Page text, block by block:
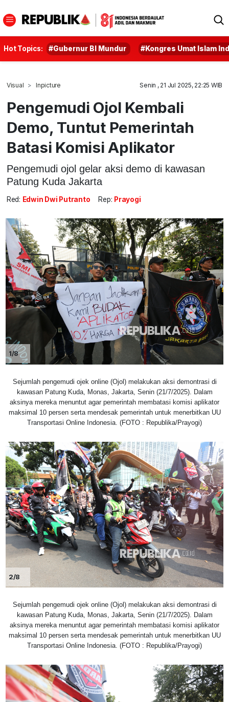
Hot Topics: #Gubernur BI Mundur #Kongres Umat Islam
Visual Inpicture Senin , 21 Jul 2025, 22:25 WIB
Pengemudi Ojol Kembali
Demo, Tuntut Pemerintah
Batasi Komisi Aplikator
Pengemudi ojol gelar aksi demo di kawasan
Patung Kuda Jakarta
Red: Edwin Dwi Putranto Rep: Prayogi
1/8
Sejumlah pengemudi ojek online (Ojol) melakukan aksi demontrasi di
kawasan Patung Kuda, Monas, Jakarta, Senin (21/7/2025). Dalam
aksinya mereka menuntut agar pemerintah membatasi komisi aplikator
maksimal 10 persen serta mendesak pemerintah untuk menerbitkan UU
Transportasi Online Indonesia. (FOTO : Republika/Prayogi)
2/8
Sejumlah pengemudi ojek online (Ojol) melakukan aksi demontrasi di
kawasan Patung Kuda, Monas, Jakarta, Senin (21/7/2025). Dalam
aksinya mereka menuntut agar pemerintah membatasi komisi aplikator
maksimal 10 persen serta mendesak pemerintah untuk menerbitkan UU
Transportasi Online Indonesia. (FOTO : Republika/Prayogi)